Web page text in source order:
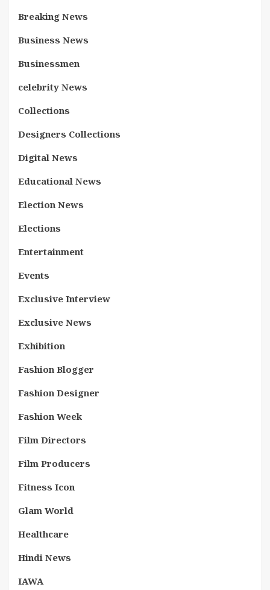
Breaking News
Business News
Businessmen
celebrity News
Collections
Designers Collections
Digital News
Educational News
Election News
Elections
Entertainment
Events
Exclusive Interview
Exclusive News
Exhibition
Fashion Blogger
Fashion Designer
Fashion Week
Film Directors
Film Producers
Fitness Icon
Glam World
Healthcare
Hindi News
IAWA